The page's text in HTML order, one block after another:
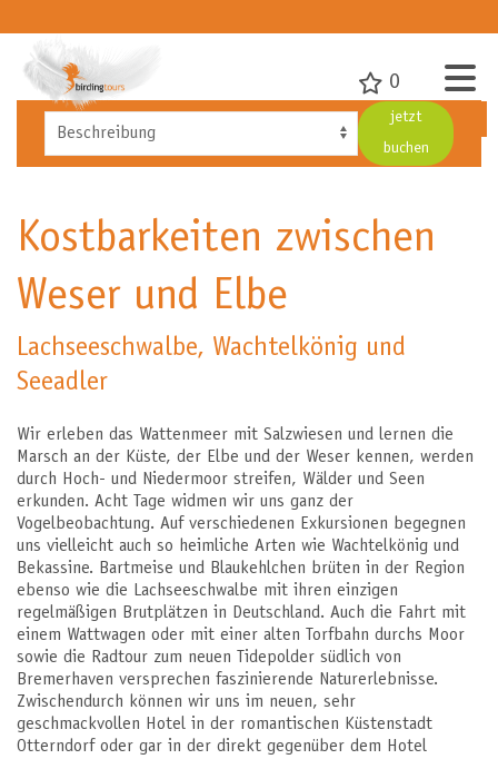
0
jetzt
buchen
Kostbarkeiten zwischen
Weser und Elbe
Lachseeschwalbe, Wachtelkönig und
Seeadler
Wir erleben das Wattenmeer mit Salzwiesen und lernen die
Marsch an der Küste, der Elbe und der Weser kennen, werden
durch Hoch- und Niedermoor streifen, Wälder und Seen
erkunden. Acht Tage widmen wir uns ganz der
Vogelbeobachtung. Auf verschiedenen Exkursionen begegnen
uns vielleicht auch so heimliche Arten wie Wachtelkönig und
Bekassine. Bartmeise und Blaukehlchen brüten in der Region
ebenso wie die Lachseeschwalbe mit ihren einzigen
regelmäßigen Brutplätzen in Deutschland. Auch die Fahrt mit
einem Wattwagen oder mit einer alten Torfbahn durchs Moor
sowie die Radtour zum neuen Tidepolder südlich von
Bremerhaven versprechen faszinierende Naturerlebnisse.
Zwischendurch können wir uns im neuen, sehr
geschmackvollen Hotel in der romantischen Küstenstadt
Otterndorf oder gar in der direkt gegenüber dem Hotel